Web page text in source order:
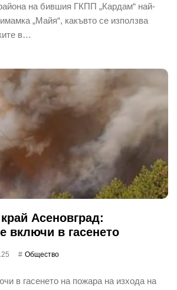
на бившия ГКПП „Кардам“ най-
„Майя“, какъвто се използва
в…
Асеновград:
включи в гасенето
Общество
в гасенето на пожара на изхода на